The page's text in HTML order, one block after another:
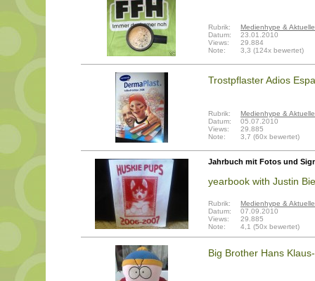
Rubrik:
Medienhype &
Datum:
23.01.2010
Views:
29.884
Note:
3,3 (124x bewertet)
Trostpflaster Adios
Rubrik:
Medienhype &
Datum:
05.07.2010
Views:
29.885
Note:
3,7 (60x bewertet)
Jahrbuch mit Fotos und
yearbook with Justin
Rubrik:
Medienhype &
Datum:
07.09.2010
Views:
29.885
Note:
4,1 (50x bewertet)
Big Brother Hans